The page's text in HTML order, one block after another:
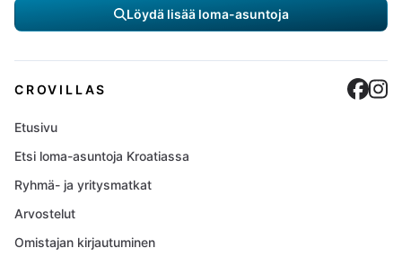
Löydä lisää loma-asuntoja
CROVILLAS
Etusivu
Etsi loma-asuntoja Kroatiassa
Ryhmä- ja yritysmatkat
Arvostelut
Omistajan kirjautuminen